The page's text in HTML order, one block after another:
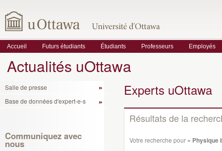
Accueil Futurs étudiants Étudiants Professeurs Employés
Actualités uOttawa
Salle de presse
Base de données d'expert-e-s
Communiquez avec
nous
Experts uOttawa
Résultats de la
Votre recherche pour « Physique